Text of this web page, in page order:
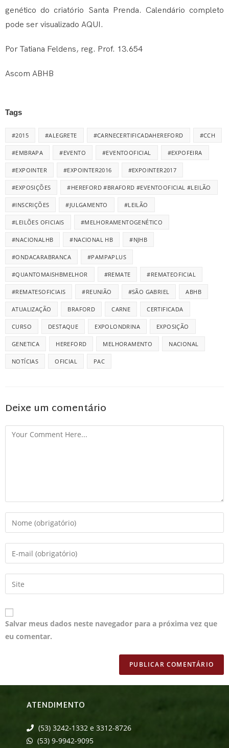
genético do criatório Santa Prenda. Calendário completo
pode ser visualizado AQUI.
Por Tatiana Feldens, reg. Prof. 13.654
Ascom ABHB
Tags
#2015 #ALEGRETE #CARNECERTIFICADAHEREFORD #CCH
#EMBRAPA #EVENTO #EVENTOOFICIAL #EXPOFEIRA
#EXPOINTER #EXPOINTER2016 #EXPOINTER2017
#EXPOSIÇÕES #HEREFORD #BRAFORD #EVENTOOFICIAL #LEILÃO
#INSCRIÇÕES #JULGAMENTO #LEILÃO
#LEILÕES OFICIAIS #MELHORAMENTOGENÉTICO
#NACIONALHB #NACIONAL HB #NJHB
#ONDACARABRANCA #PAMPAPLUS
#QUANTOMAISHBMELHOR #REMATE #REMATEOFICIAL
#REMATESOFICIAIS #REUNIÃO #SÃO GABRIEL ABHB
ATUALIZAÇÃO BRAFORD CARNE CERTIFICADA
CURSO DESTAQUE EXPOLONDRINA EXPOSIÇÃO
GENETICA HEREFORD MELHORAMENTO NACIONAL
NOTÍCIAS OFICIAL PAC
Deixe um comentário
Salvar meus dados neste navegador para a próxima vez que
eu comentar.
ATENDIMENTO
(53) 3242-1332 e 3312-8726
(53) 9-9942-9095